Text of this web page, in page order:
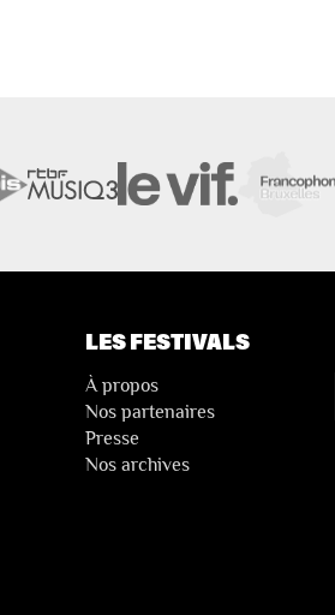
LES FESTIVALS
À propos
Nos partenaires
Presse
Nos archives